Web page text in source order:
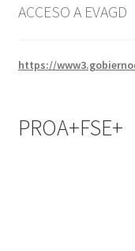
ACCESO A EVAGD
https://
PROA+FSE+